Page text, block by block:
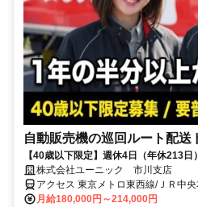
自動販売機の巡回ルート配送
【40歳以下限定】週休4日（年休213
免許があれば9割が未経験スタート。夜
株式会社ユーニック 市川支店
アクセス 東京メトロ東西線/ＪＲ中
在地：東京都江東区亀戸2-22-17 日
月給180,000円～214,000円